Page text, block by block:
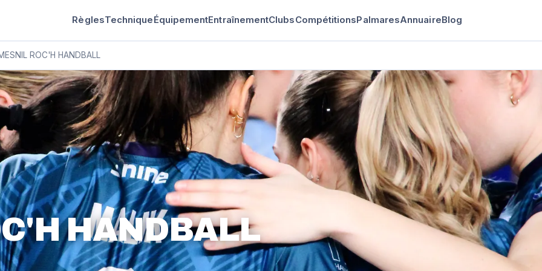
RèglesTechniqueÉquipementEntraînementClubsCompétitionsPalmaresAnnuaireBlog
ROC'H HANDBALL
HANDBALL